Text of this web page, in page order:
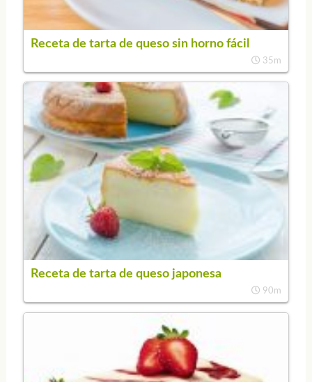
Receta de tarta de queso sin horno fácil
35m
Receta de tarta de queso japonesa
90m